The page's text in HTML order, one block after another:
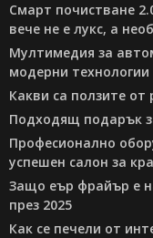
Смарт почистване
вече не е лукс, а
Мултимедия за
модерни
Какви са ползите от
Подходящ подарък
Професионално
успешен салон за
Защо еър фрайър е
през 2025
Как се печели от